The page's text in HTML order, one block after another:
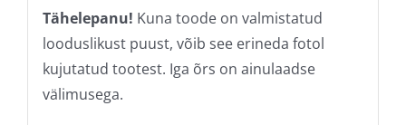
Tähelepanu! Kuna toode on valmistatud
looduslikust puust, võib see erineda fotol
kujutatud tootest. Iga õrs on ainulaadse
välimusega.